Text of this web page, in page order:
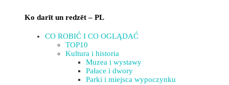
Ko darīt un redzēt – PL
CO ROBIĆ I CO OGLĄDAĆ
TOP10
Kultura i historia
Muzea i wystawy
Pałace i dwory
Parki i miejsca wypoczynku